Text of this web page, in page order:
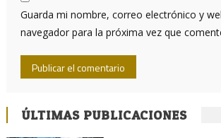
Guarda mi nombre, correo electrónico y
navegador para la próxima vez que
ÚLTIMAS PUBLICACIONES